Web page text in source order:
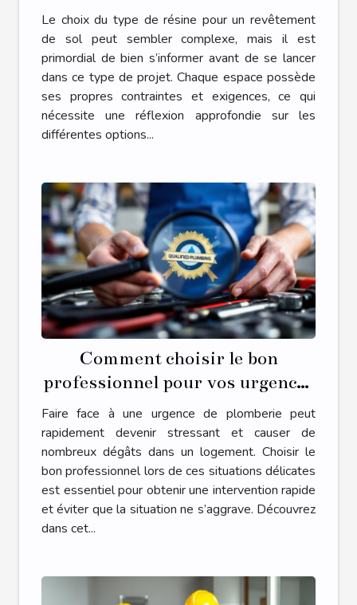
sol ?
Le choix du type de résine pour un revêtement
de sol peut sembler complexe, mais il est
primordial de bien s’informer avant de se lancer
dans ce type de projet. Chaque espace possède
ses propres contraintes et exigences, ce qui
nécessite une réflexion approfondie sur les
différentes options...
Comment choisir le bon
professionnel pour vos urgences
de plomberie ?
Faire face à une urgence de plomberie peut
rapidement devenir stressant et causer de
nombreux dégâts dans un logement. Choisir le
bon professionnel lors de ces situations délicates
est essentiel pour obtenir une intervention rapide
et éviter que la situation ne s’aggrave. Découvrez
dans cet...